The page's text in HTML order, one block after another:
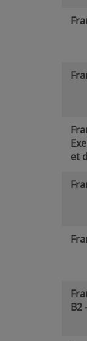
et
B2